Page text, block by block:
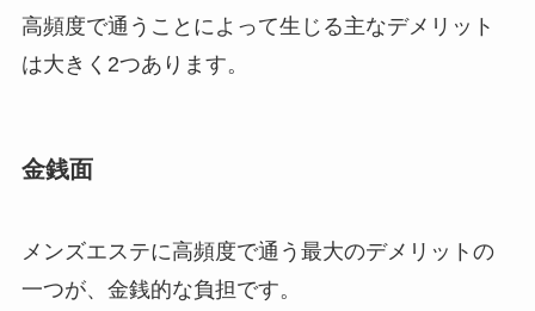
高頻度で通うことによって生じる主なデメリット
は大きく2つあります。
金銭面
メンズエステに高頻度で通う最大のデメリットの
一つが、金銭的な負担です。